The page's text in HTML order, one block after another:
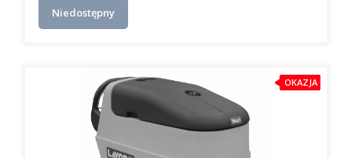
Niedostępny
OKAZJA